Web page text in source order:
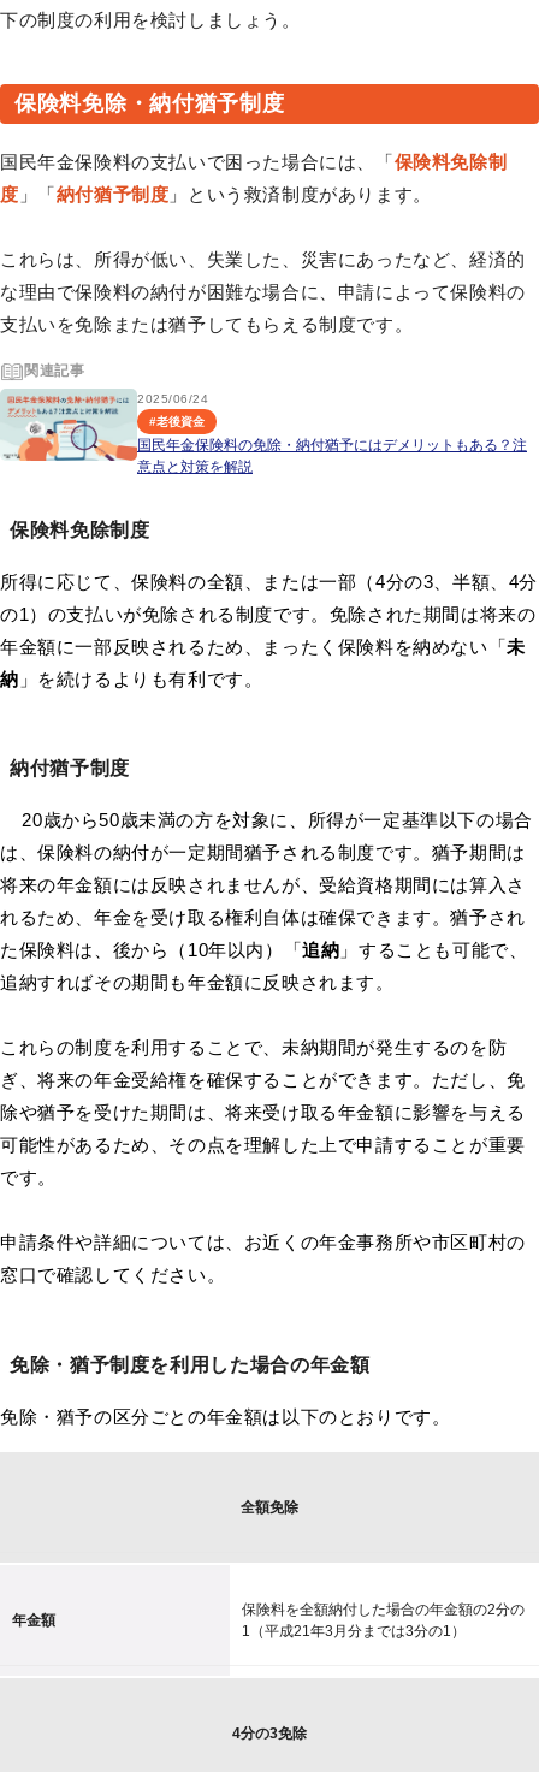
下の制度の利用を検討しましょう。
保険料免除・納付猶予制度
国民年金保険料の支払いで困った場合には、「保険料免除制
度 」「納付猶予制度 」という救済制度があります。
これらは、所得が低い、失業した、災害にあったなど、経済的
な理由で保険料の納付が困難な場合に、申請によって保険料の
支払いを免除または猶予してもらえる制度です。
関連記事
2025/06/24
#老後資金
国民年金保険料の免除・納付猶予にはデメリットもある？注
意点と対策を解説
保険料免除制度
所得に応じて、保険料の全額、または一部（4分の3、半額、4分
の1）の支払いが免除される制度です。免除された期間は将来の
年金額に一部反映されるため、まったく保険料を納めない「未
納 」を続けるよりも有利です。
納付猶予制度
20歳から50歳未満の方を対象に、所得が一定基準以下の場合
は、保険料の納付が一定期間猶予される制度です。猶予期間は
将来の年金額には反映されませんが、受給資格期間には算入さ
れるため、年金を受け取る権利自体は確保できます。猶予され
た保険料は、後から（10年以内）「追納 」することも可能で、
追納すればその期間も年金額に反映されます。
これらの制度を利用することで、未納期間が発生するのを防
ぎ、将来の年金受給権を確保することができます。ただし、免
除や猶予を受けた期間は、将来受け取る年金額に影響を与える
可能性があるため、その点を理解した上で申請することが重要
です。
申請条件や詳細については、お近くの年金事務所や市区町村の
窓口で確認してください。
免除・猶予制度を利用した場合の年金額
免除・猶予の区分ごとの年金額は以下のとおりです。
全額免除
年金額
保険料を全額納付した場合の年金額の2分の
1（平成21年3月分までは3分の1）
4分の3免除